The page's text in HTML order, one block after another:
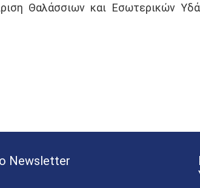
Θαλάσσιων και Εσωτερικών
Newsletter